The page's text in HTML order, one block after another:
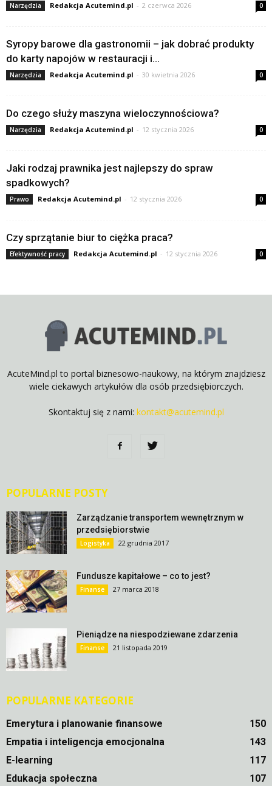
Narzędzia Redakcja Acutemind.pl - 2 czerwca 2026 0
Syropy barowe dla gastronomii – jak dobrać produkty
do karty napojów w restauracji i...
Narzędzia Redakcja Acutemind.pl - 30 kwietnia 2026 0
Do czego służy maszyna wieloczynnościowa?
Narzędzia Redakcja Acutemind.pl - 12 stycznia 2026 0
Jaki rodzaj prawnika jest najlepszy do spraw
spadkowych?
Prawo Redakcja Acutemind.pl - 12 stycznia 2026 0
Czy sprzątanie biur to ciężka praca?
Efektywność pracy Redakcja Acutemind.pl - 12 stycznia 2026 0
AcuteMind.pl to portal biznesowo-naukowy, na którym znajdziesz
wiele ciekawych artykułów dla osób przedsiębiorczych.
Skontaktuj się z nami: kontakt@acutemind.pl
POPULARNE POSTY
Zarządzanie transportem wewnętrznym w
przedsiębiorstwie
Logistyka 22 grudnia 2017
Fundusze kapitałowe – co to jest?
Finanse 27 marca 2018
Pieniądze na niespodziewane zdarzenia
Finanse 21 listopada 2019
POPULARNE KATEGORIE
Emerytura i planowanie finansowe
150
Empatia i inteligencja emocjonalna
143
E-learning
117
Edukacja społeczna
107